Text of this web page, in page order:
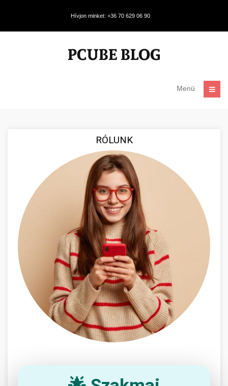
Hívjon minket: +36 70 629 06 90
Menü
RÓLUNK